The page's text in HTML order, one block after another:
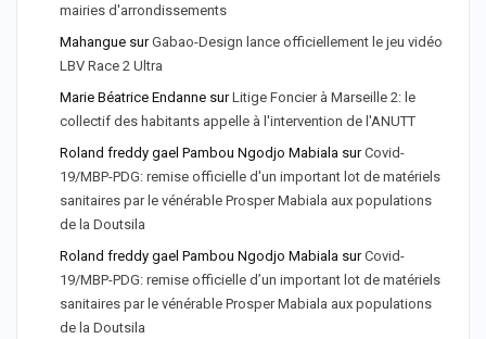
mairies d'arrondissements
Mahangue surGabao-Design lance officiellement le jeu vidéo
LBV Race 2 Ultra
Marie Béatrice Endanne surLitige Foncier à Marseille 2: le
collectif des habitants appelle à l'intervention de l'ANUTT
Roland freddy gael Pambou Ngodjo Mabiala surCovid-
19/MBP-PDG: remise officielle d'un important lot de matériels
sanitaires par le vénérable Prosper Mabiala aux populations
de la Doutsila
Roland freddy gael Pambou Ngodjo Mabiala surCovid-
19/MBP-PDG: remise officielle d’un important lot de matériels
sanitaires par le vénérable Prosper Mabiala aux populations
de la Doutsila